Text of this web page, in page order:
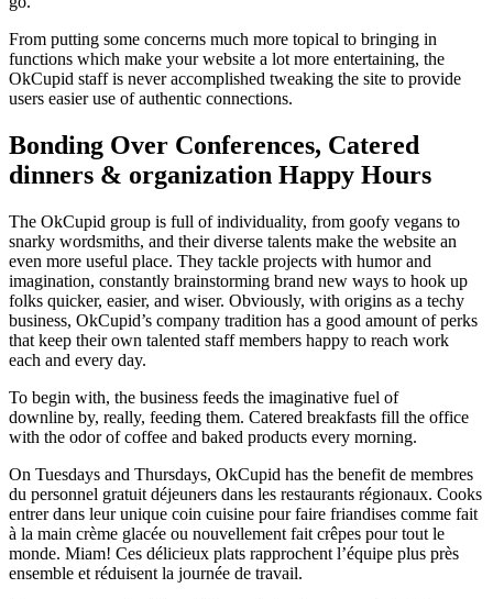
From putting some concerns much more topical to bringing in
functions which make your website a lot more entertaining, the
OkCupid staff is never accomplished tweaking the site to provide
users easier use of authentic connections.
Bonding Over Conferences, Catered
dinners & organization Happy Hours
The OkCupid group is full of individuality, from goofy vegans to
snarky wordsmiths, and their diverse talents make the website an
even more useful place. They tackle projects with humor and
imagination, constantly brainstorming brand new ways to hook up
folks quicker, easier, and wiser. Obviously, with origins as a techy
business, OkCupid’s company tradition has a good amount of perks
that keep their own talented staff members happy to reach work
each and every day.
To begin with, the business feeds the imaginative fuel of
downline by, really, feeding them. Catered breakfasts fill the office
with the odor of coffee and baked products every morning.
On Tuesdays and Thursdays, OkCupid has the benefit de membres
du personnel gratuit déjeuners dans les restaurants régionaux. Cooks
entrer dans leur unique coin cuisine pour faire friandises comme fait
à la main crème glacée ou nouvellement fait crêpes pour tout le
monde. Miam! Ces délicieux plats rapprochent l’équipe plus près
ensemble et réduisent la journée de travail.